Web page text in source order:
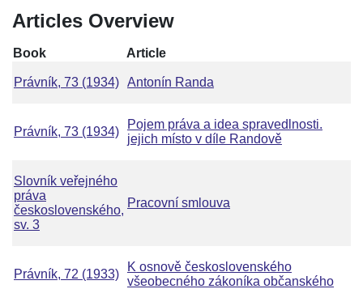
Articles Overview
Book Article
Právník, 73 (1934) Antonín Randa
Právník, 73 (1934)
Pojem práva a idea spravedlnosti.
jejich místo v díle Randově
Slovník veřejného
práva
československého,
sv. 3
Pracovní smlouva
Právník, 72 (1933)
K osnově československého
všeobecného zákoníka občanského